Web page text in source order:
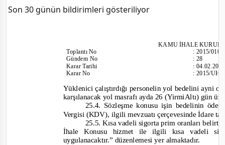
Son 30 günün bildirimleri gösteriliyor
KAMU İHALE
ToplantıNo
Gündem No
Karar Tarihi
Karar No
:2015/010
:28
:
:2015/
Yüklenici çalıştırdığı personelin yol bedelini ayni
karşılanacak yol masrafı ayda 26 (YirmiAltı) gün
25.4. Sözleşme konusu işin bedelinin
Vergisi (KDV), ilgili mevzuatı çerçevesinde İdare
25.5. Kısa vadeli sigorta prim oranları
İhale Konusu hizmet ile ilgili kısa vadeli
uygulanacaktır.” düzenlemesi yer almaktadır.